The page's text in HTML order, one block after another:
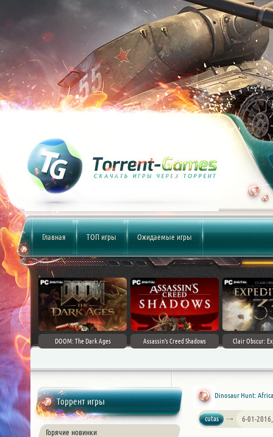
Главная ТОП игры Ожидаемые игры
DOOM: The Dark Ages Assassin's Creed Shadows Clair Obscur:
Торрент игры
Горячие новинки
Dinosaur Hunt:
cutas 6-01-